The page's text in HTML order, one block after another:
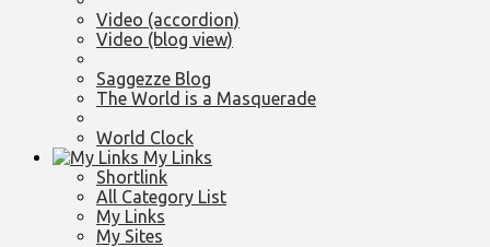
Video (accordion)
Video (blog view)
Saggezze Blog
The World is a Masquerade
World Clock
My Links
Shortlink
All Category List
My Links
My Sites